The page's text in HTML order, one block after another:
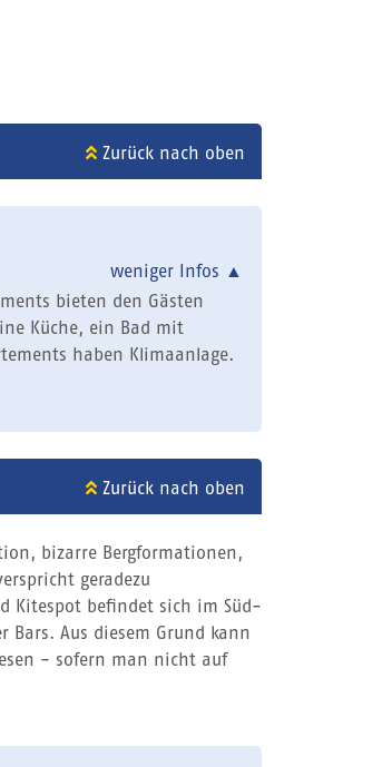
Zurück nach oben
weniger Infos ▲
bieten den Gästen
Küche, ein Bad mit
haben Klimaanlage.
Zurück nach oben
bizarre Bergformationen,
geradezu
Kitespot befindet sich im Süd-
Aus diesem Grund kann
- sofern man nicht auf